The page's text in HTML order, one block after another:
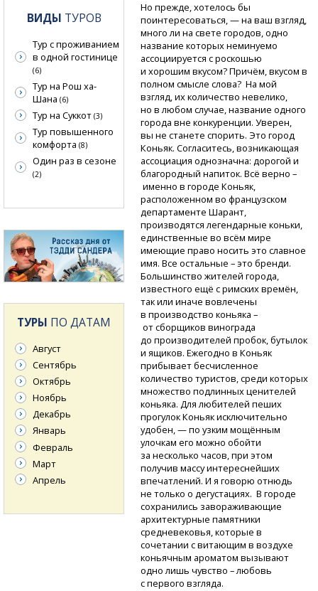
Но прежде, хотелось бы
поинтересоваться, — на ваш взгляд,
много ли на свете городов, одно
название которых неминуемо
ассоциируется с роскошью
и хорошим вкусом? Причём, вкусом в
полном смысле слова? На мой
взгляд, их количество невелико,
но в любом случае, название одного
города вне конкуренции. Уверен,
вы не станете спорить. Это город
Коньяк. Согласитесь, возникающая
ассоциация однозначна: дорогой и
благородный напиток. Всё верно –
именно в городе Коньяк,
расположенном во французском
департаменте Шарант,
производятся легендарные коньки,
единственные во всём мире
имеющие право носить это славное
имя. Все остальные – это бренди.
Большинство жителей города,
известного ещё с римских времён,
так или иначе вовлечены
в производство коньяка –
от сборщиков винограда
до производителей пробок, бутылок
и ящиков. Ежегодно в Коньяк
прибывает бесчисленное
количество туристов, среди которых
множество подлинных ценителей
коньяка. Для любителей пеших
прогулок Коньяк исключительно
удобен, — по узким мощённым
улочкам его можно обойти
за несколько часов, при этом
получив массу интереснейших
впечатлений. И я говорю отнюдь
не только о дегустациях. В городе
сохранились завораживающие
архитектурные памятники
средневековья, которые в
сочетании с витающим в воздухе
коньячным ароматом вызывают
одно лишь чувство – любовь
с первого взгляда.
ВИДЫ ТУРОВ
Тур с проживанием
в одной гостинице
(6)
Тур на Рош ха-
Шана (6)
Тур на Суккот (3)
Тур повышенного
комфорта (8)
Один раз в сезоне
(2)
ТУРЫ ПО ДАТАМ
Август
Сентябрь
Октябрь
Ноябрь
Декабрь
Январь
Февраль
Март
Апрель